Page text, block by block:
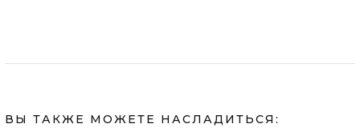
ВЫ ТАКЖЕ МОЖЕТЕ НАСЛАДИТЬСЯ: